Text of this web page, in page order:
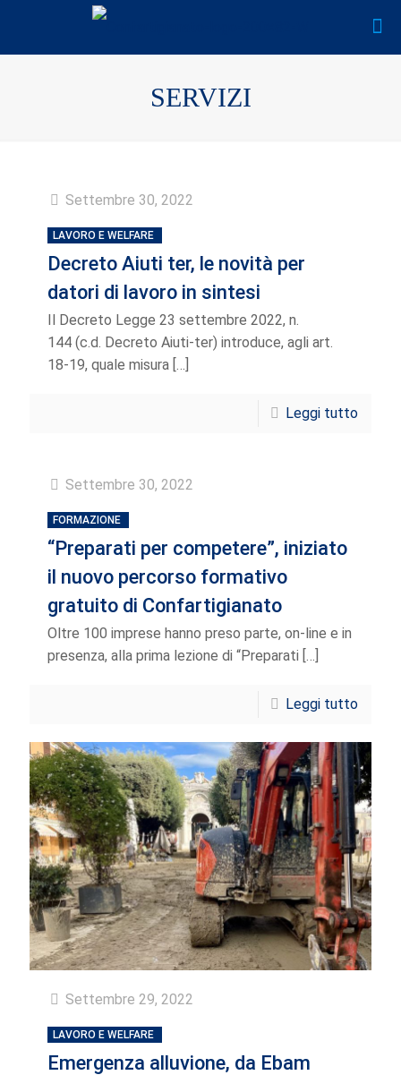
SERVIZI
Settembre 30, 2022
LAVORO E WELFARE
Decreto Aiuti ter, le novità per
datori di lavoro in sintesi
Il Decreto Legge 23 settembre 2022, n.
144 (c.d. Decreto Aiuti-ter) introduce, agli art.
18-19, quale misura […]
Leggi tutto
Settembre 30, 2022
FORMAZIONE
“Preparati per competere”, iniziato
il nuovo percorso formativo
gratuito di Confartigianato
Oltre 100 imprese hanno preso parte, on-line e in
presenza, alla prima lezione di “Preparati […]
Leggi tutto
Settembre 29, 2022
LAVORO E WELFARE
Emergenza alluvione, da Ebam